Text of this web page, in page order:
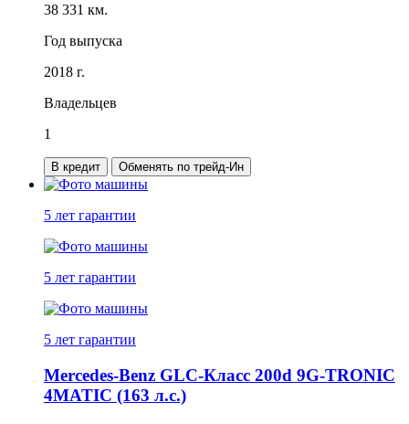
38 331 км.
Год выпуска
2018 г.
Владельцев
1
В кредит Обменять по трейд-Ин
5 лет гарантии
5 лет гарантии
5 лет гарантии
Mercedes-Benz GLC-Класс 200d 9G-TRONIC
4MATIC (163 л.с.)